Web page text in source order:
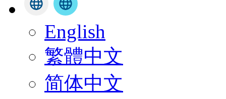
English
繁體中文
简体中文